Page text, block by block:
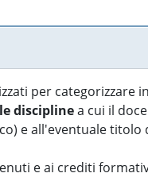
per
disciplinea cui il
e all'eventuale
e ai crediti